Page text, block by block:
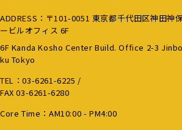
ADDRESS：〒101-0051 東京都千代田区神田神
ービルオフィス 6F
6F Kanda Kosho Center Build. Office 2-3
ku Tokyo
TEL：03-6261-6225 /
FAX 03-6261-6280
Core Time：AM10:00 - PM4:00